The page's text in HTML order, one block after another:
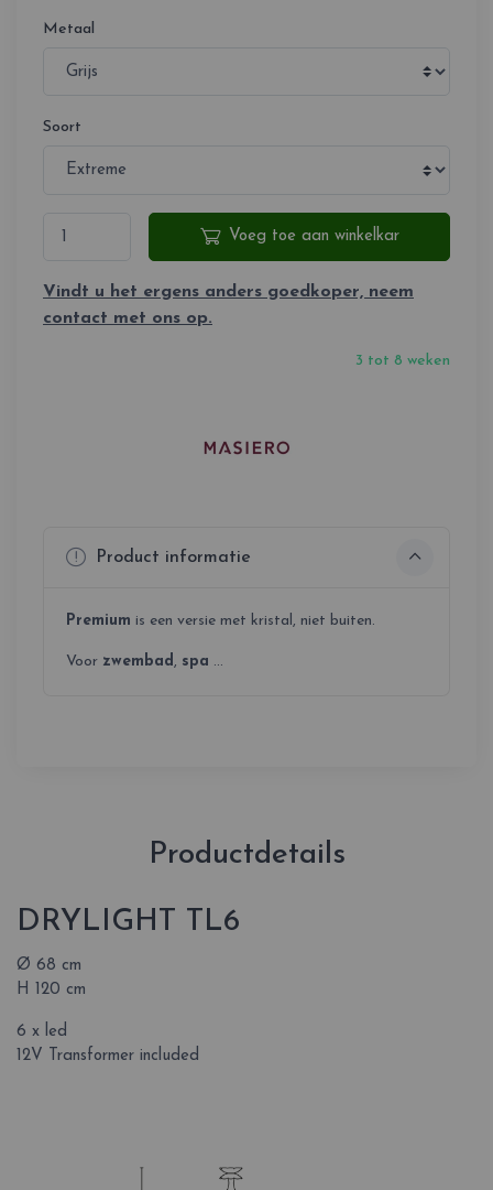
Metaal
Soort
Voeg toe aan winkelkar
Vindt u het ergens anders goedkoper, neem
contact met ons op.
3 tot 8 weken
Product informatie
Premium is een versie met kristal, niet buiten.
Voor zwembad, spa ...
Productdetails
DRYLIGHT TL6
Ø 68 cm
H 120 cm
6 x led
12V Transformer included